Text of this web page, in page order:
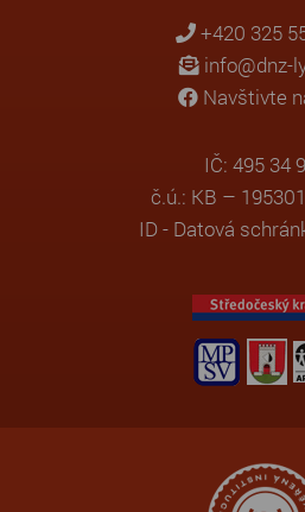
+420 325
info@dnz-
Navštivte
IČ: 495 34
č.ú.: KB –
ID - Datová